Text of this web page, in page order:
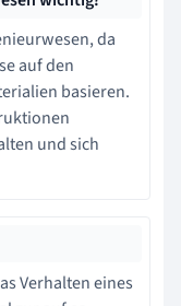
da
auf den
basieren.
und sich
Verhalten eines